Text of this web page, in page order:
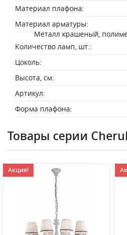
Материал плафона:
Материал арматуры:
Металл крашеный,
Количество ламп, шт.:
Цоколь:
Высота, см:
Артикул:
Форма плафона:
Товары серии
Акция!